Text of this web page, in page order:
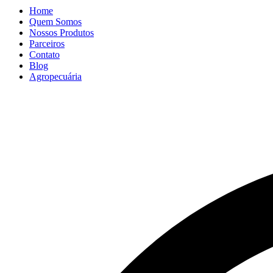
Home
Quem Somos
Nossos Produtos
Parceiros
Contato
Blog
Agropecuária